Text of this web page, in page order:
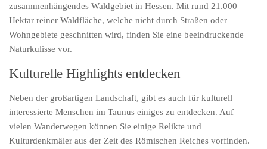
zusammenhängendes Waldgebiet in Hessen. Mit rund 21.000
Hektar reiner Waldfläche, welche nicht durch Straßen oder
Wohngebiete geschnitten wird, finden Sie eine beeindruckende
Naturkulisse vor.
Kulturelle Highlights entdecken
Neben der großartigen Landschaft, gibt es auch für kulturell
interessierte Menschen im Taunus einiges zu entdecken. Auf
vielen Wanderwegen können Sie einige Relikte und
Kulturdenkmäler aus der Zeit des Römischen Reiches vorfinden.